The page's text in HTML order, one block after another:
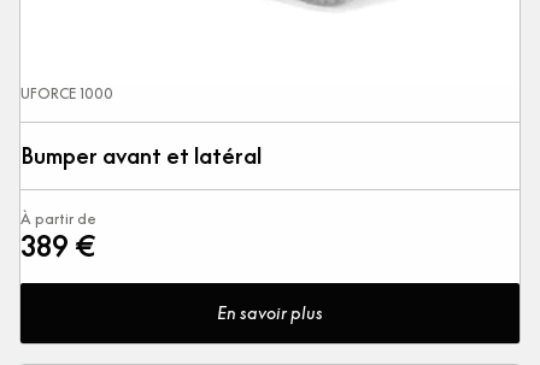
UFORCE 1000
Bumper avant et latéral
À partir de
389 €
En savoir plus